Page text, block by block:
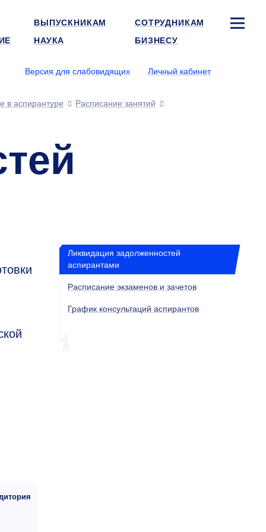
ВЫПУСКНИКАМ
СОТРУДНИКАМ
НАУКА БИЗНЕСУ
Версия для слабовидящих Личный кабинет
в аспирантуре Расписание занятий
Ликвидация задолженностей
аспирантами
Расписание экзаменов и зачетов
График консультаций аспирантов